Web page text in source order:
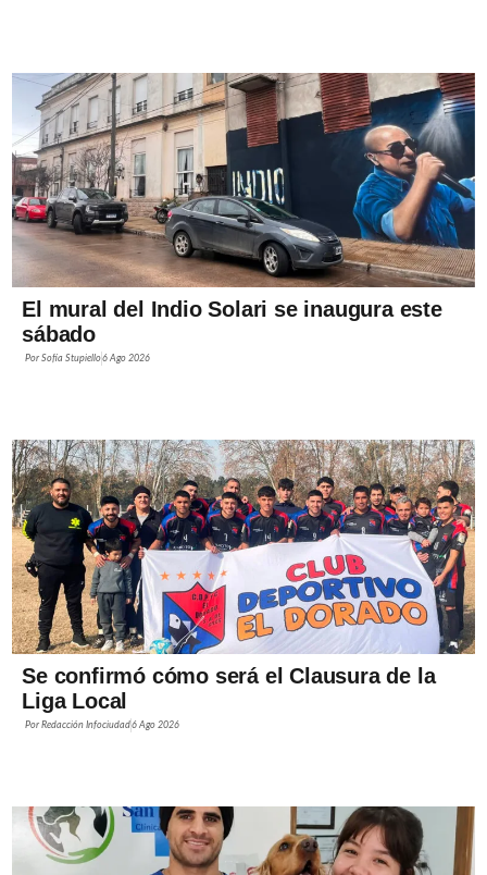
El mural del Indio Solari se inaugura este
sábado
PorSofía Stupiello6 Ago 2026
Se confirmó cómo será el Clausura de la
Liga Local
PorRedacción Infociudad6 Ago 2026